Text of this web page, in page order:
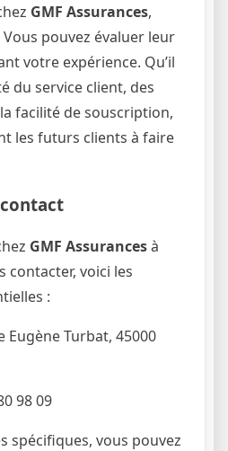
GMF Assurances,
pouvez évaluer leur
votre expérience. Qu’il
du service client, des
facilité de souscription,
les futurs clients à faire
GMF Assurancesà
contacter, voici les
:
Eugène Turbat, 45000
98 09
spécifiques, vous pouvez